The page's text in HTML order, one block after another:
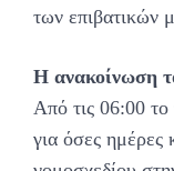
των επιβατικών
Η ανακοίνωση
Από τις 06:00
για όσες ημέρες